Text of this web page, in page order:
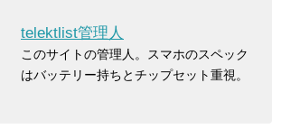
telektlist管理人
このサイトの管理人。スマホのスペック
はバッテリー持ちとチップセット重視。